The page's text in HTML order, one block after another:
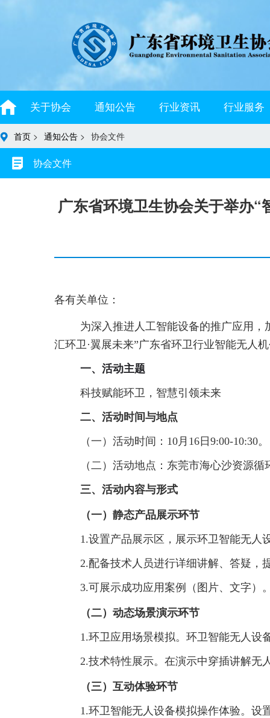
关于协会 通知公告 行业资讯 行业服务
首页 > 通知公告 > 协会文件
协会文件
广东省环境卫生协会关于举办“
各有关单位：
为深入推进人工智能设备的推广应用，
汇环卫·翼展未来”广东省环卫行业智能无人
一、活动主题
科技赋能环卫，智慧引领未来
二、活动时间与地点
（一）活动时间：10月16日9:00-10:30。
（二）活动地点：东莞市海心沙资源
三、活动内容与形式
（一）静态产品展示环节
1.设置产品展示区，展示环卫智能无人
2.配备技术人员进行详细讲解、答疑，
3.可展示成功应用案例（图片、文字）
（二）动态场景演示环节
1.环卫应用场景模拟。环卫智能无人设
2.技术特性展示。在演示中穿插讲解无
（三）互动体验环节
1.环卫智能无人设备模拟操作体验。设